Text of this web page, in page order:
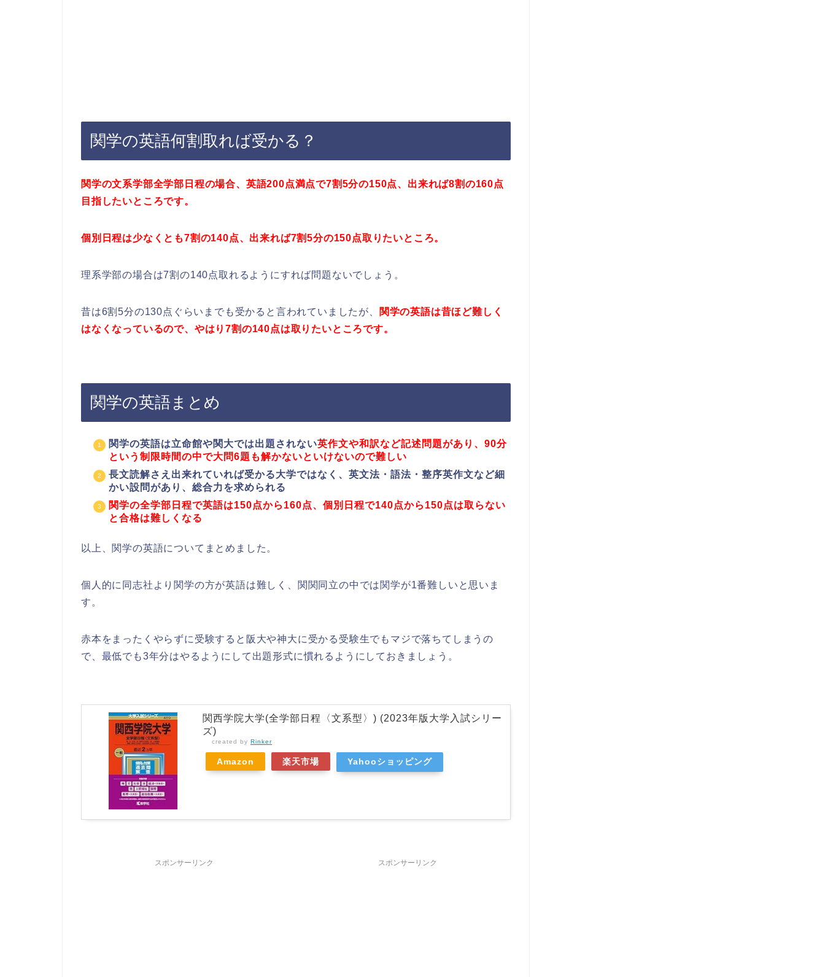
関学の英語何割取れば受かる？
関学の文系学部全学部日程の場合、英語200点満点で7割5分の150点、出来れば8割の160点
目指したいところです。
個別日程は少なくとも7割の140点、出来れば7割5分の150点取りたいところ。
理系学部の場合は7割の140点取れるようにすれば問題ないでしょう。
昔は6割5分の130点ぐらいまでも受かると言われていましたが、
関学の英語は昔ほど難しく
はなくなっているので、やはり7割の140点は取りたいところです。
関学の英語まとめ
関学の英語は立命館や関大では出題されない英作文や和訳など記述問題があり、90分
という制限時間の中で大問6題も解かないといけないので難しい
長文読解さえ出来れていれば受かる大学ではなく、英文法・語法・整序英作文など細
かい設問があり、総合力を求められる
関学の全学部日程で英語は150点から160点、個別日程で140点から150点は取らない
と合格は難しくなる
以上、関学の英語についてまとめました。
個人的に同志社より関学の方が英語は難しく、関関同立の中では関学が1番難しいと思いま
す。
赤本をまったくやらずに受験すると阪大や神大に受かる受験生でもマジで落ちてしまうの
で、最低でも3年分はやるようにして出題形式に慣れるようにしておきましょう。
関西学院大学(全学部日程〈文系型〉) (2023年版大学入試シリー
ズ)
created by Rinker
Amazon 楽天市場 Yahooショッピング
スポンサーリンク スポンサーリンク